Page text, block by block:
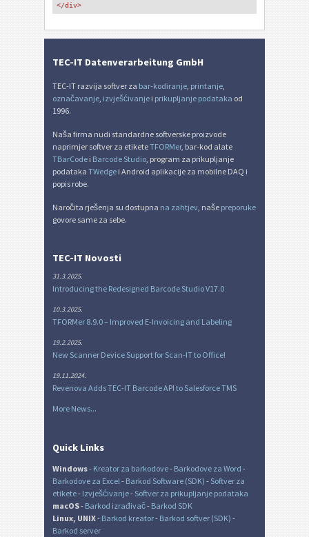
</div>
TEC-IT Datenverarbeitung GmbH
TEC-IT razvija softver za bar-kodiranje printanje
označavanje izvješćivanje i prikupljanje podataka od
1996.
Naša firma nudi standardne softverske proizvode
naprimjer softver za etiketeTFORMer, bar-kod alate
TBarCode i Barcode Studio , program za prikupljanje
podataka TWedge i Android aplikacije za mobilne DAQ i
popis robe.
Naročita rješenja su dostupna na zahtjev , naše preporuke
govore same za sebe.
TEC-IT Novosti
31.3.2025.
Introducing the Redesigned Barcode Studio V17.0
10.3.2025.
TFORMer 8.9.0 – Improved E-Invoicing and Labeling
19.2.2025.
New Scanner Device Support for Scan-IT to Office!
19.11.2024.
Revenova Adds TEC-IT Barcode API to Salesforce TMS
More News...
Quick Links
Windows- Kreator za barkodove- Barkodove za Word -
Barkodove za Excel - Barkod Software (SDK) - Softver za
etikete- Izvješćivanje- Softver za prikupljanje podataka
macOS- Barkod izrađivač- Barkod SDK
Linux, UNIX- Barkod kreator- Barkod softver (SDK) -
Barkod server